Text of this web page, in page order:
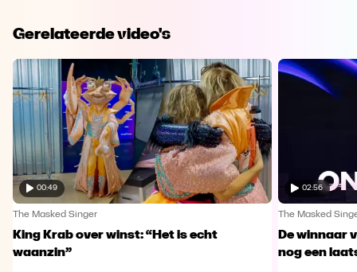
Gerelateerde video's
00:49
The Masked Singer
King Krab over winst: “Het is echt
waanzin”
02:56
The Masked
De winnaar
nog een